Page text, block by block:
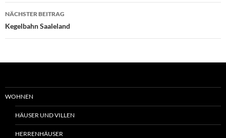
NÄCHSTER BEITRAG
Kegelbahn Saaleland
WOHNEN
HÄUSER UND VILLEN
HERRENHÄUSER